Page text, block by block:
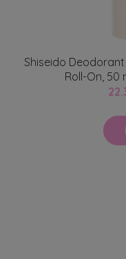
Shiseido
Roll-On, 50